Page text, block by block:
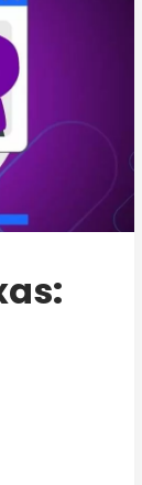
EQUIPE
DE VENDA
DE VENDAS